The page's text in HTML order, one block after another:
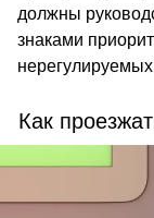
должны
знаками
Как